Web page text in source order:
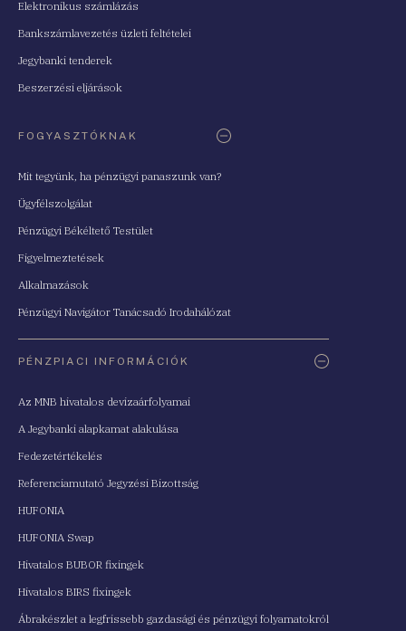
Elektronikus számlázás
Bankszámlavezetés üzleti feltételei
Jegybanki tenderek
Beszerzési eljárások
FOGYASZTÓKNAK
Mit tegyünk, ha pénzügyi panaszunk van?
Ügyfélszolgálat
Pénzügyi Békéltető Testület
Figyelmeztetések
Alkalmazások
Pénzügyi Navigátor Tanácsadó Irodahálózat
PÉNZPIACI INFORMÁCIÓK
Az MNB hivatalos devizaárfolyamai
A Jegybanki alapkamat alakulása
Fedezetértékelés
Referenciamutató Jegyzési Bizottság
HUFONIA
HUFONIA Swap
Hivatalos BUBOR fixingek
Hivatalos BIRS fixingek
Ábrakészlet a legfrissebb gazdasági és pénzügyi folyamatokról